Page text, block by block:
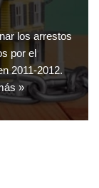
los arrestos
por el
2011-2012.
»